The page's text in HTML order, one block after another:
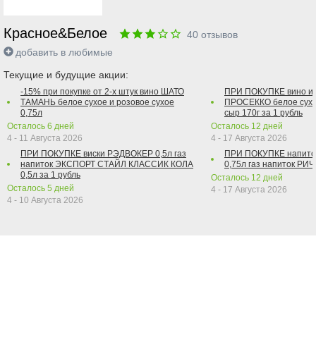
Красное&Белое 40 отзывов
добавить в любимые
Текущие и будущие акции:
-15% при покупке от 2-х штук вино ШАТО
ТАМАНЬ белое сухое и розовое сухое
0,75л
Осталось 6 дней
4 - 11 Августа 2026
ПРИ ПОКУПКЕ виски РЭДВОКЕР 0,5л газ
напиток ЭКСПОРТ СТАЙЛ КЛАССИК КОЛА
0,5л за 1 рубль
Осталось 5 дней
4 - 10 Августа 2026
ПРИ ПОКУПКЕ вино
ПРОСЕККО белое
сыр 170г за 1 рубль
Осталось 12 дней
4 - 17 Августа 2026
ПРИ ПОКУПКЕ
0,75л газ напиток
Осталось 12 дней
4 - 17 Августа 2026